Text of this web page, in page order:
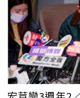
／緯來戲劇提供）
滿20歲才能登記結
有網友開始計算，
才1歲。按照法定婚
婚，媳婦則是20歲
組建家庭。這讓許
案例！」有人更戲
局的大門撞得哐哐
還在忙著輔導小孩